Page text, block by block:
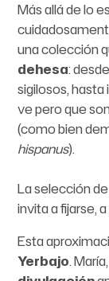
Más allá de lo
una colección
dehesa:
sigilosos,
ve pero que
(como bien
hispanus).
La selección
invita a fijarse,
Esta
Yerbajo.